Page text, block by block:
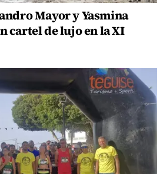
Mayor y Yasmina
cartel de lujo en la XI